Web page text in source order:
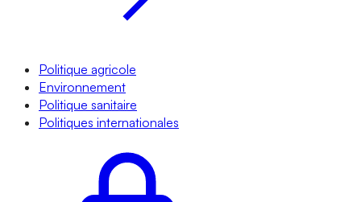
Politique agricole
Environnement
Politique sanitaire
Politiques internationales